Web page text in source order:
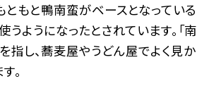
もと鴨南蛮がベースとなっている
うようになったとされています。「南
指し、蕎麦屋やうどん屋でよく見か
。